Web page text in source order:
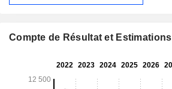
Compte de Résultat et Estimations